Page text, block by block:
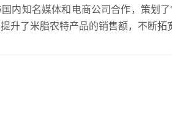
内知名媒体和电商公司合作，策划
升了米脂农特产品的销售额，不断拓